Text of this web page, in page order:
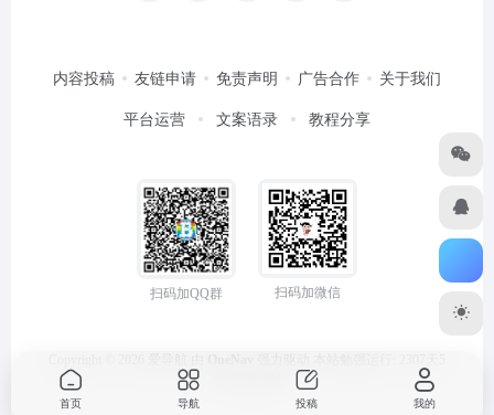
内容投稿 友链申请 免责声明 广告合作 关于我们
平台运营 文案语录 教程分享
扫码加QQ群 扫码加微信
首页 导航 投稿 我的